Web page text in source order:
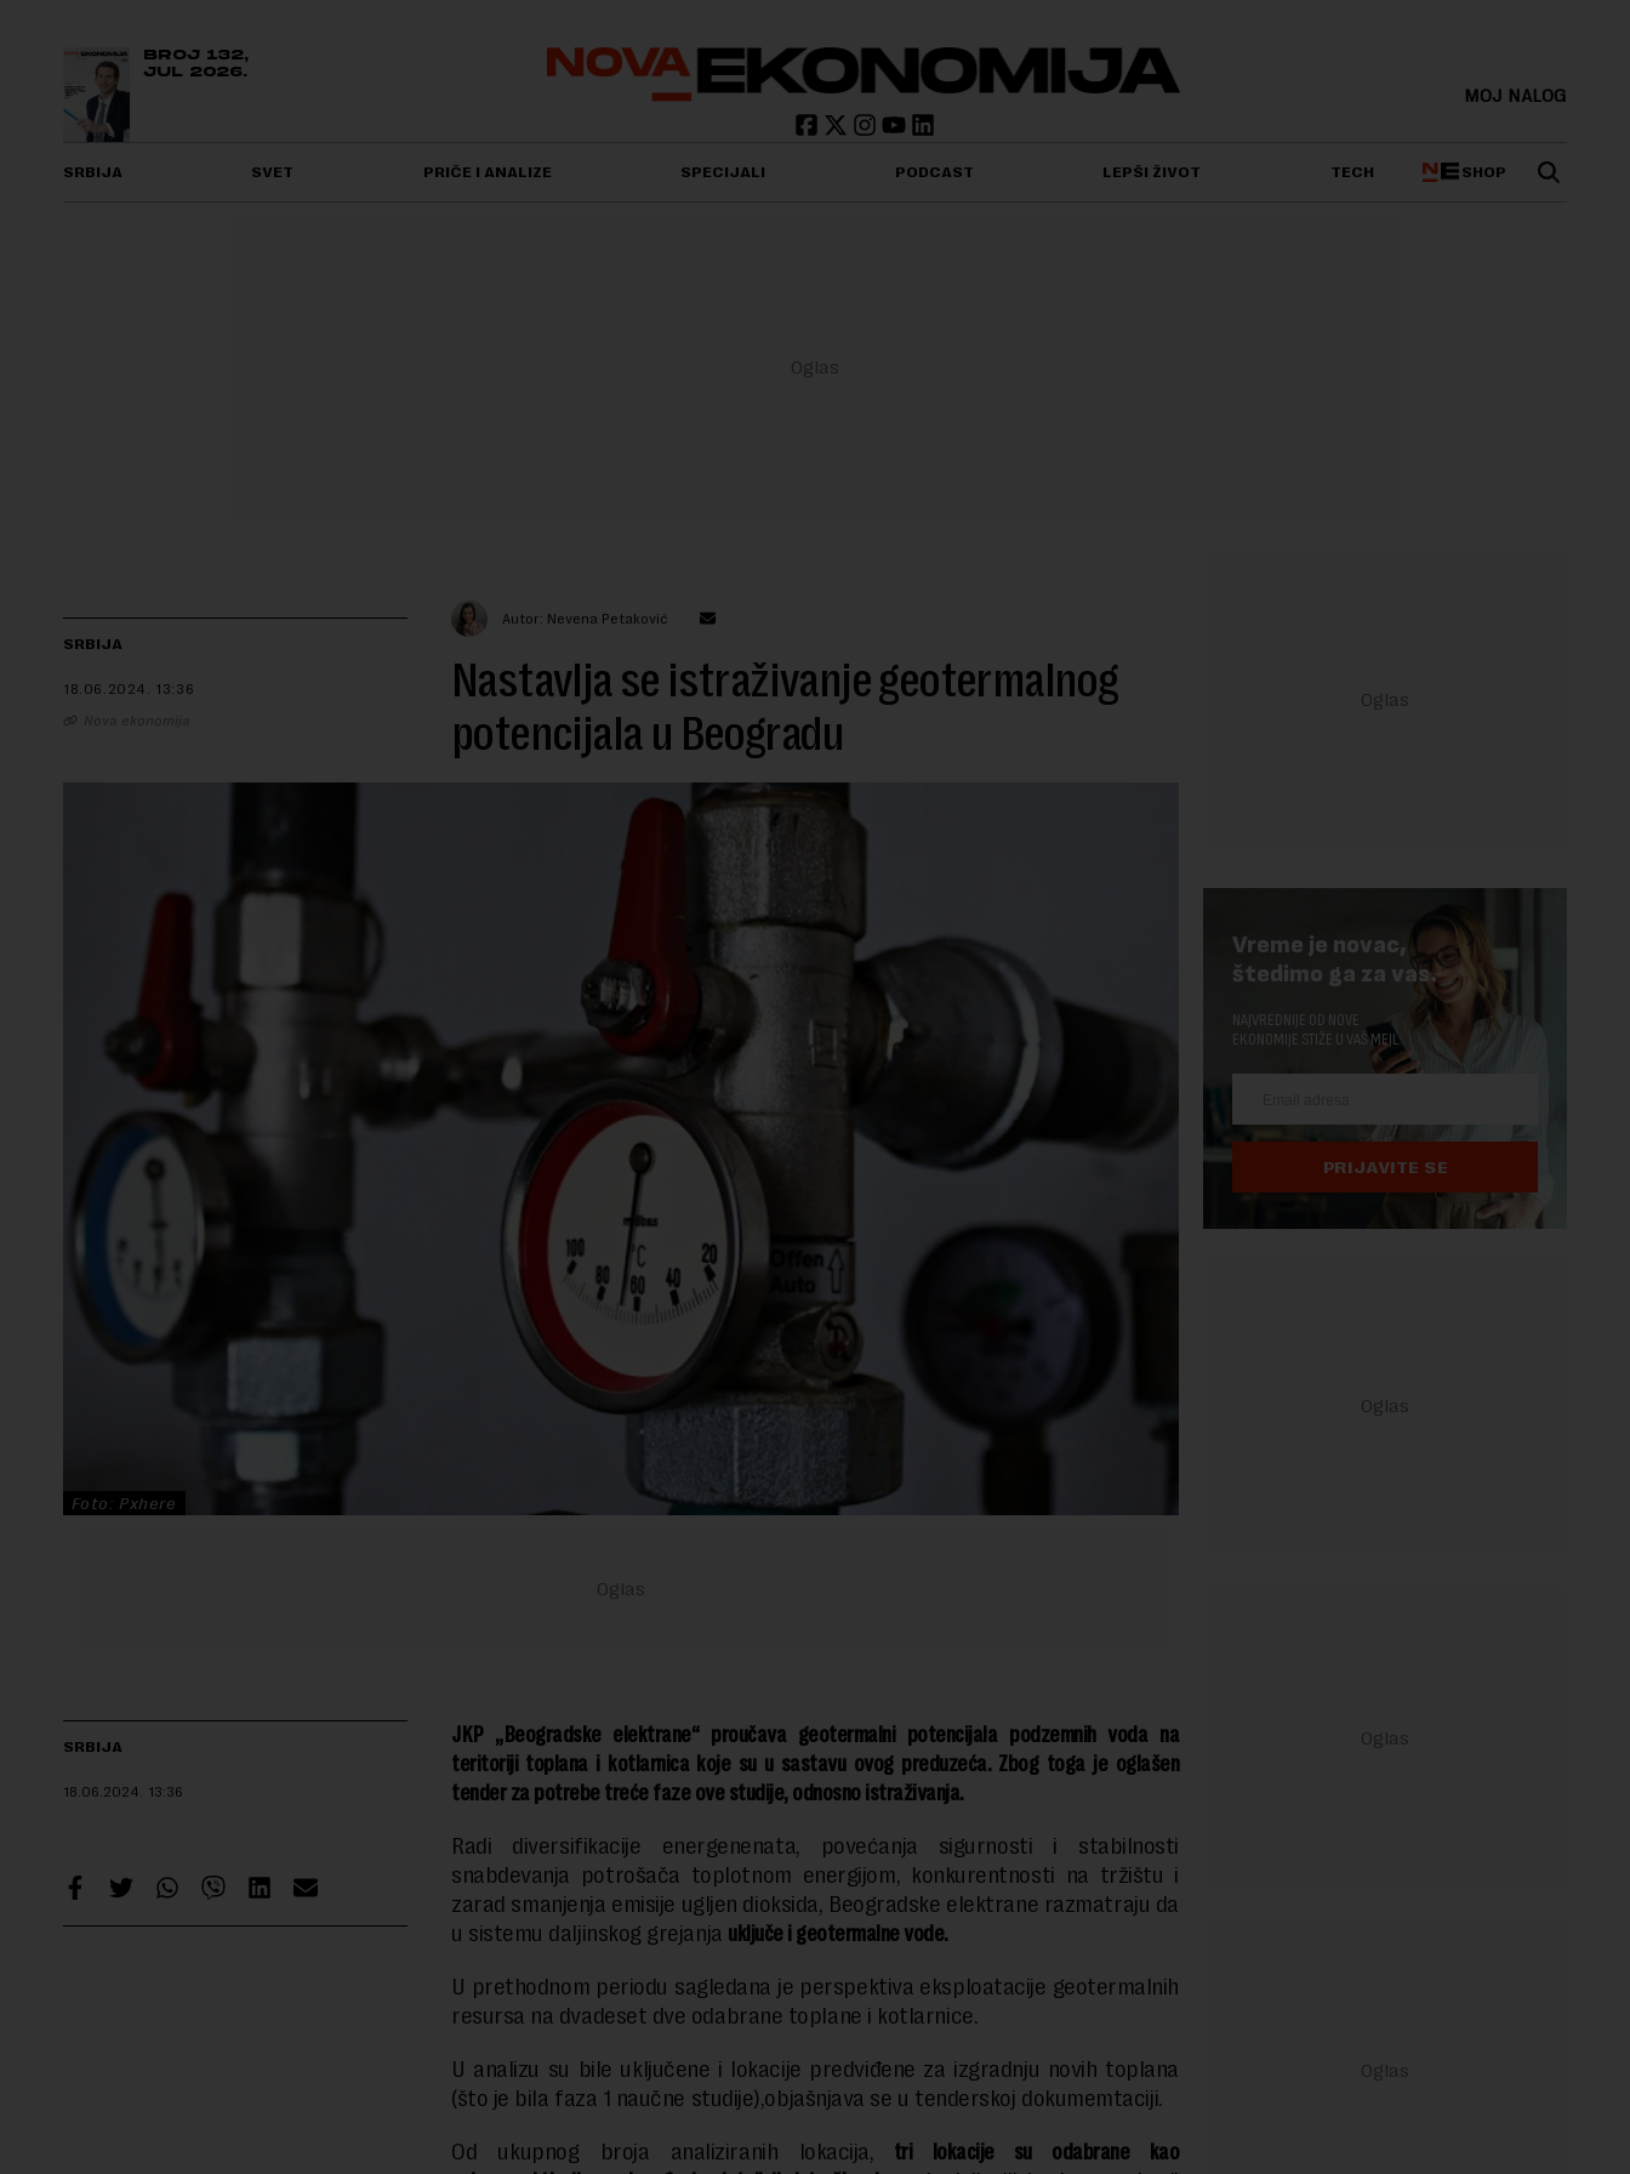
BROJ 132,
JUL 2026.
MOJ NALOG
SRBIJA SVET PRIČE I ANALIZE SPECIJALI PODCAST LEPŠI ŽIVOT TECH SHOP
SRBIJA
18.06.2024. 13:36
Nova ekonomija
Autor: Nevena Petaković
Nastavlja se istraživanje geotermalnog
potencijala u Beogradu
Foto: Pxhere
SRBIJA
18.06.2024. 13:36
JKP „Beogradske elektrane“ proučava geotermalni potencijala podzemnih voda na
teritoriji toplana i kotlarnica koje su u sastavu ovog preduzeća. Zbog toga je oglašen
tender za potrebe treće faze ove studije, odnosno istraživanja.
Radi diversifikacije energenenata, povećanja sigurnosti i stabilnosti
snabdevanja potrošača toplotnom energijom, konkurentnosti na tržištu i
zarad smanjenja emisije ugljen dioksida, Beogradske elektrane razmatraju da
u sistemu daljinskog grejanja uključe i geotermalne vode.
U prethodnom periodu sagledana je perspektiva eksploatacije geotermalnih
resursa na dvadeset dve odabrane toplane i kotlarnice.
U analizu su bile uključene i lokacije predviđene za izgradnju novih toplana
(što je bila faza 1 naučne studije),objašnjava se u tenderskoj dokumemtaciji.
Od ukupnog broja analiziranih lokacija, tri lokacije su odabrane kao
Vreme je novac,
štedimo ga za vas.
NAJVREDNIJE OD NOVE
EKONOMIJE STIŽE U VAŠ MEJL.
PRIJAVITE SE